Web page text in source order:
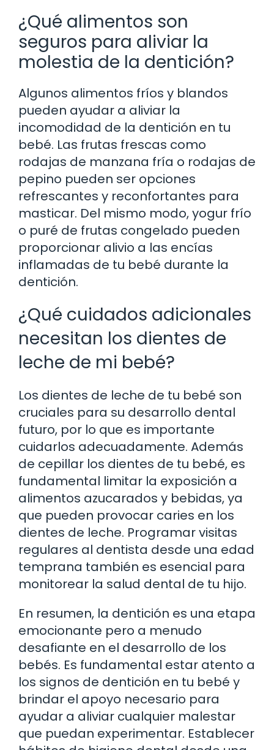
¿Qué alimentos son
seguros para aliviar la
molestia de la dentición?
Algunos alimentos fríos y blandos
pueden ayudar a aliviar la
incomodidad de la dentición en tu
bebé. Las frutas frescas como
rodajas de manzana fría o rodajas de
pepino pueden ser opciones
refrescantes y reconfortantes para
masticar. Del mismo modo, yogur frío
o puré de frutas congelado pueden
proporcionar alivio a las encías
inflamadas de tu bebé durante la
dentición.
¿Qué cuidados adicionales
necesitan los dientes de
leche de mi bebé?
Los dientes de leche de tu bebé son
cruciales para su desarrollo dental
futuro, por lo que es importante
cuidarlos adecuadamente. Además
de cepillar los dientes de tu bebé, es
fundamental limitar la exposición a
alimentos azucarados y bebidas, ya
que pueden provocar caries en los
dientes de leche. Programar visitas
regulares al dentista desde una edad
temprana también es esencial para
monitorear la salud dental de tu hijo.
En resumen, la dentición es una etapa
emocionante pero a menudo
desafiante en el desarrollo de los
bebés. Es fundamental estar atento a
los signos de dentición en tu bebé y
brindar el apoyo necesario para
ayudar a aliviar cualquier malestar
que puedan experimentar. Establecer